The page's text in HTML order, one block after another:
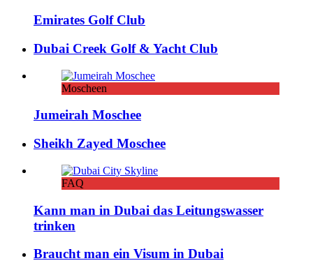
Emirates Golf Club
Dubai Creek Golf & Yacht Club
Moscheen
Jumeirah Moschee
Sheikh Zayed Moschee
FAQ
Kann man in Dubai das Leitungswasser
trinken
Braucht man ein Visum in Dubai